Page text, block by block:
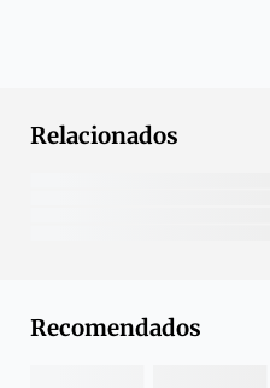
Relacionados
Recomendados